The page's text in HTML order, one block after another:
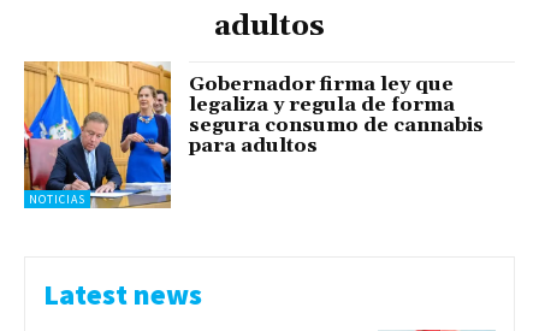
adultos
NOTICIAS
Gobernador firma ley que
legaliza y regula de forma
segura consumo de cannabis
para adultos
Latest news